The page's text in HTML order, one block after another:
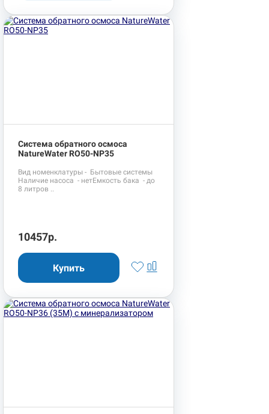
Система обратного осмоса
NatureWater RO50-NP35
Вид номенклатуры - Бытовые системы
Наличие насоса - нетЕмкость бака - до
8 литров ..
10457р.